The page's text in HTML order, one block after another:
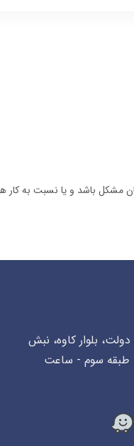
مشکل باشد و یا نسبت به
دولت، بلوار کاوه، نبش
غربی، پلاک29، واحد6، طبقه سوم - ساعت